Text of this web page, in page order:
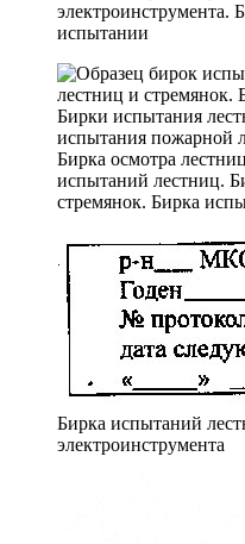
электроинструмента.
испытании
Бирка осмотра
испытаний лестниц.
стремянок. Бирка
Бирка испытаний
электроинструмента